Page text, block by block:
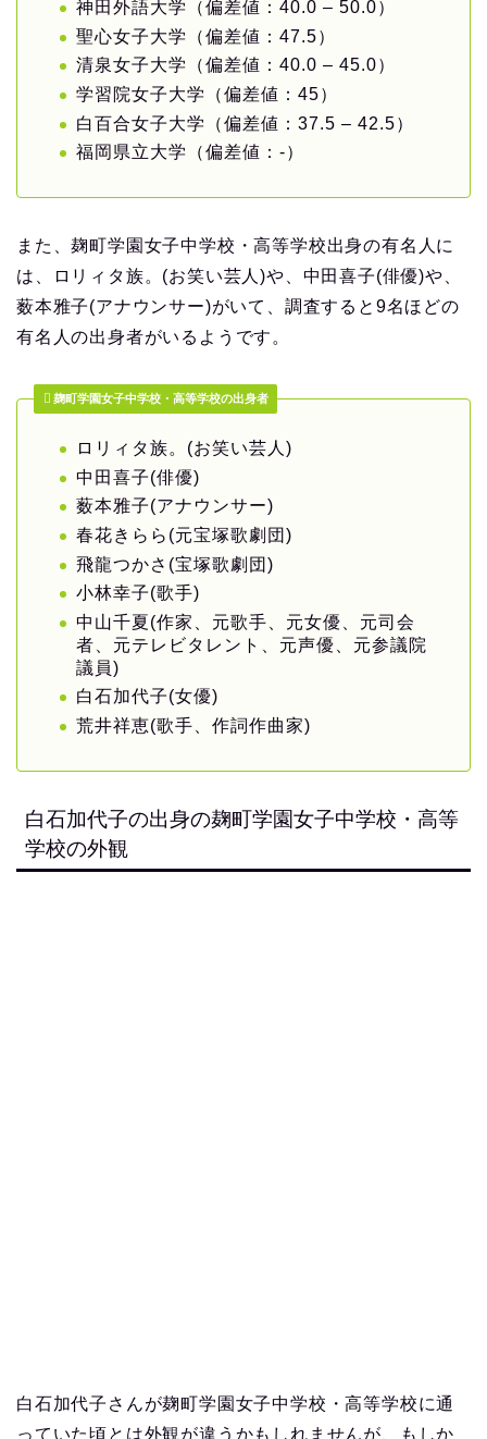
神田外語大学（偏差値：40.0 – 50.0）
聖心女子大学（偏差値：47.5）
清泉女子大学（偏差値：40.0 – 45.0）
学習院女子大学（偏差値：45）
白百合女子大学（偏差値：37.5 – 42.5）
福岡県立大学（偏差値：-）
また、麹町学園女子中学校・高等学校出身の有名人に
は、ロリィタ族。(お笑い芸人)や、中田喜子(俳優)や、
薮本雅子(アナウンサー)がいて、調査すると9名ほどの
有名人の出身者がいるようです。
麹町学園女子中学校・高等学校の出身者
ロリィタ族。(お笑い芸人)
中田喜子(俳優)
薮本雅子(アナウンサー)
春花きらら(元宝塚歌劇団)
飛龍つかさ(宝塚歌劇団)
小林幸子(歌手)
中山千夏(作家、元歌手、元女優、元司会
者、元テレビタレント、元声優、元参議院
議員)
白石加代子(女優)
荒井祥恵(歌手、作詞作曲家)
白石加代子の出身の麹町学園女子中学校・高等
学校の外観
白石加代子さんが麹町学園女子中学校・高等学校に通
っていた頃とは外観が違うかもしれませんが、もしか